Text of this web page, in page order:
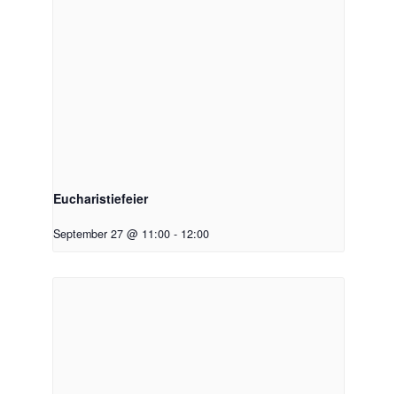
Eucharistiefeier
September 27 @ 11:00 - 12:00